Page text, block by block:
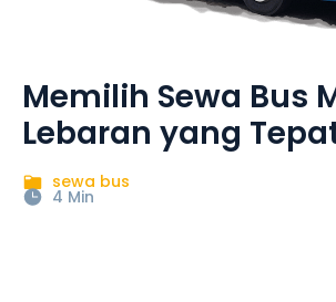
Memilih Sewa Bus
Lebaran yang
sewa bus
4 Min